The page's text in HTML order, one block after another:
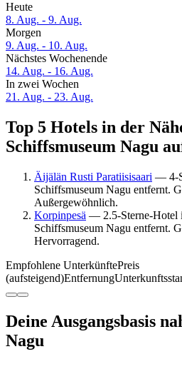
Heute
8. Aug. - 9. Aug.
Morgen
9. Aug. - 10. Aug.
Nächstes Wochenende
14. Aug. - 16. Aug.
In zwei Wochen
21. Aug. - 23. Aug.
Top 5 Hotels in der
Schiffsmuseum Nagu
Äijälän Rusti Paratiisisaari — 4-
Schiffsmuseum Nagu entfernt.
Außergewöhnlich.
Korpinpesä — 2.5-Sterne-Hotel
Schiffsmuseum Nagu entfernt.
Hervorragend.
Empfohlene UnterkünftePreis
(aufsteigend)Entfernung
Deine Ausgangsbasis
Nagu